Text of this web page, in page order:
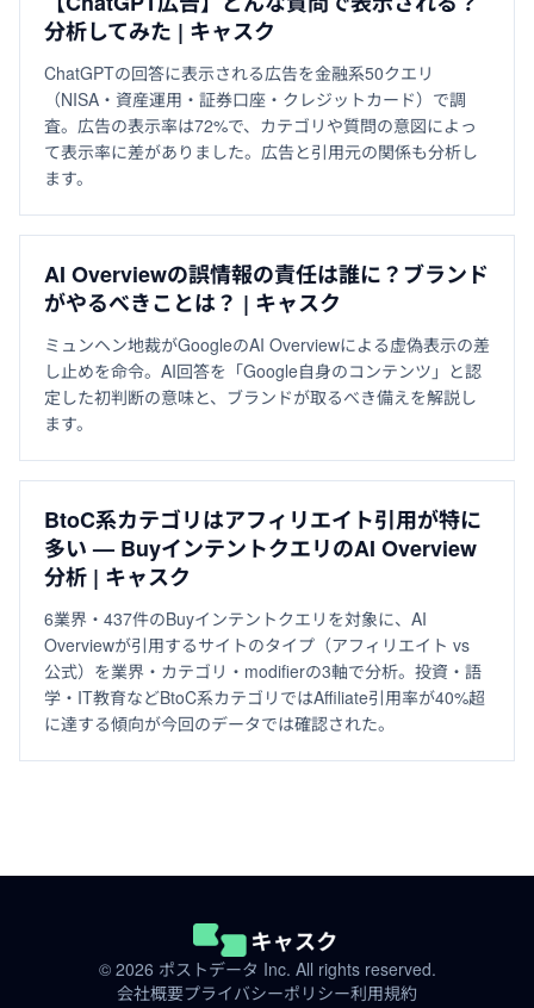
分析してみた | キャスク
ChatGPTの回答に表示される広告を金融系50クエリ
（NISA・資産運用・証券口座・クレジットカード）で調
査。広告の表示率は72%で、カテゴリや質問の意図によっ
て表示率に差がありました。広告と引用元の関係も分析し
ます。
AI Overviewの誤情報の責任は誰に？ブランド
がやるべきことは？ | キャスク
ミュンヘン地裁がGoogleのAI Overviewによる虚偽表示の差
し止めを命令。AI回答を「Google自身のコンテンツ」と認
定した初判断の意味と、ブランドが取るべき備えを解説し
ます。
BtoC系カテゴリはアフィリエイト引用が特に
多い — BuyインテントクエリのAI Overview
分析 | キャスク
6業界・437件のBuyインテントクエリを対象に、AI
Overviewが引用するサイトのタイプ（アフィリエイト vs
公式）を業界・カテゴリ・modifierの3軸で分析。投資・語
学・IT教育などBtoC系カテゴリではAffiliate引用率が40%超
に達する傾向が今回のデータでは確認された。
© 2026 ポストデータ Inc. All rights reserved.
会社概要プライバシーポリシー利用規約